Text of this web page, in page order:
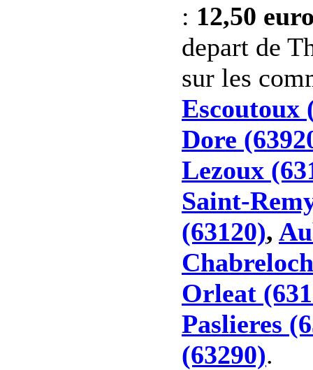
: 12,50
depart de
sur les
Escoutoux
Dore
Lezoux
Saint-
(63120),
Orleat
Paslieres
(63290).